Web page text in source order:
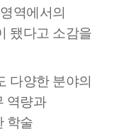
역에서의
됐다고 소감을
다양한 분야의
역량과
학술